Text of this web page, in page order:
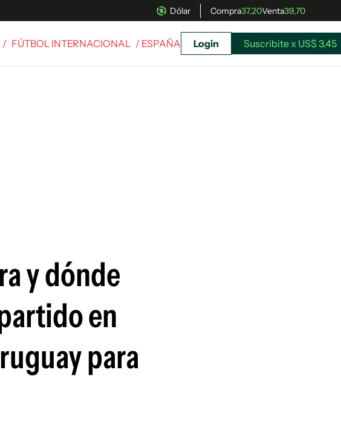
Dólar Compra37,20Venta39,70
Siguenos en:
/ FÚTBOL INTERNACIONAL / ESPAÑA Login Suscribite x US$ 3,45
y dónde
en
para